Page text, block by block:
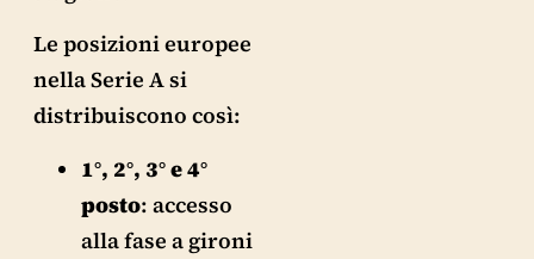
Le posizioni europee
nella Serie A si
distribuiscono così:
1°, 2°, 3° e 4°
posto: accesso
alla fase a gironi